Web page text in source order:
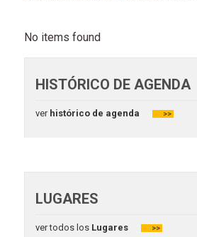
No items found
HISTÓRICO DE AGENDA
verhistórico de agenda >>
LUGARES
ver todos losLugares >>